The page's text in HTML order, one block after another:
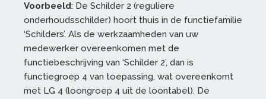
Voorbeeld: De Schilder 2 (reguliere
onderhoudsschilder) hoort thuis in de functiefamilie
‘Schilders’. Als de werkzaamheden van uw
medewerker overeenkomen met de
functiebeschrijving van ‘Schilder 2’, dan is
functiegroep 4 van toepassing, wat overeenkomt
met LG 4 (loongroep 4 uit de loontabel). De